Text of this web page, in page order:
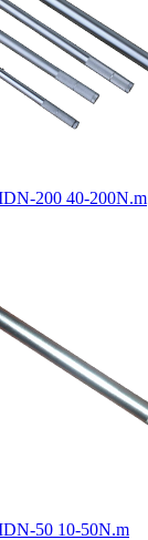
200 40-200N.m
50 10-50N.m